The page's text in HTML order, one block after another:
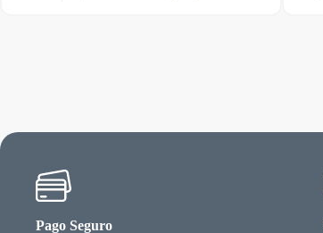
en
Pago Seguro